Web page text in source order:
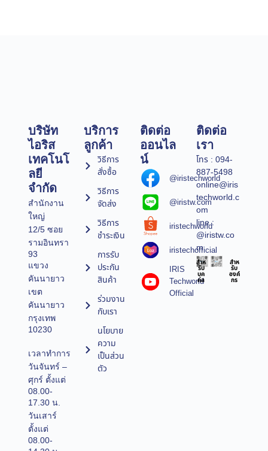
บริษัท
ไอริส
เทคโนโ
ลยี
จำกัด
สำนักงาน
ใหญ่
12/5 ซอย
รามอินทรา
93
แขวง
คันนายาว
เขต
คันนายาว
กรุงเทพ
10230
เวลาทำการ
วันจันทร์ –
ศุกร์ ตั้งแต่
08.00-
17.30 น.
วันเสาร์
ตั้งแต่
08.00-
บริการ
ลูกค้า
วิธีการ
สั่งซื้อ
วิธีการ
จัดส่ง
วิธีการ
ชำระเงิน
การรับ
ประกัน
สินค้า
ร่วมงาน
กับเรา
นโยบาย
ความ
เป็นส่วน
ตัว
ติดต่อ
ออนไล
น์
@iristechworld
@iristw.com
iristechworld
iristechofficial
IRIS
Techworld
Official
ติดต่อ
เรา
โทร : 094-
887-5498
online@iris
techworld.c
om
line :
@iristw.co
m
สำห
รับ
บุค
คล
สำห
รับ
องค์
กร